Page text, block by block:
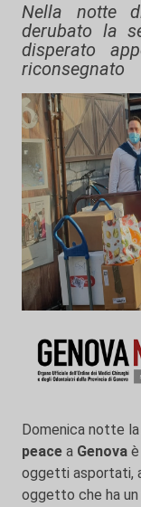
Nella notte
derubato la
disperato
riconsegnato
Domenica notte
peace a Genova
oggetti asportati,
oggetto che ha